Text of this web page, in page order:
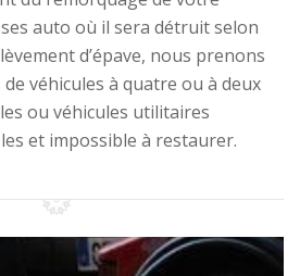
auto où il sera détruit selon
d’épave, nous prenons
véhicules à quatre ou à deux
ou véhicules utilitaires
et impossible à restaurer.